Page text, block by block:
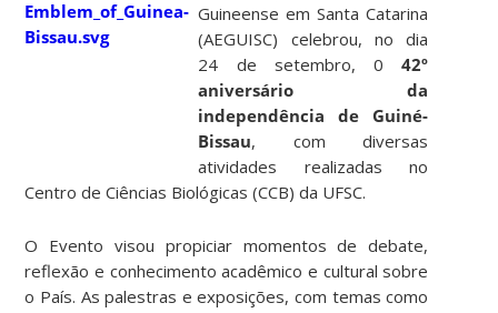
Guineense em Santa Catarina
(AEGUISC) celebrou, no dia
24 de setembro, 042º
aniversário da
independência de Guiné-
Bissau, com diversas
atividades realizadas no
Centro de Ciências Biológicas (CCB) da UFSC.
O Evento visou propiciar momentos de debate,
reflexão e conhecimento acadêmico e cultural sobre
o País. As palestras e exposições, com temas como